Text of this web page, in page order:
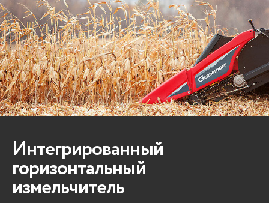
Интегрированный
горизонтальный
измельчитель